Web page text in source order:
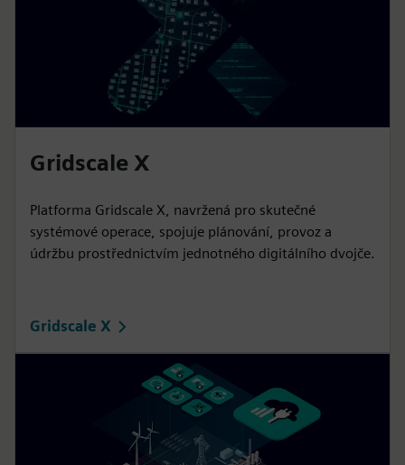
Gridscale X
Platforma Gridscale X, navržená pro skutečné
systémové operace, spojuje plánování, provoz a
údržbu prostřednictvím jednotného digitálního dvojče.
Gridscale X